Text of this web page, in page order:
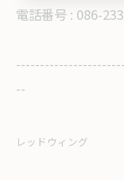
電話番号 : 086-
--
レッドウィング